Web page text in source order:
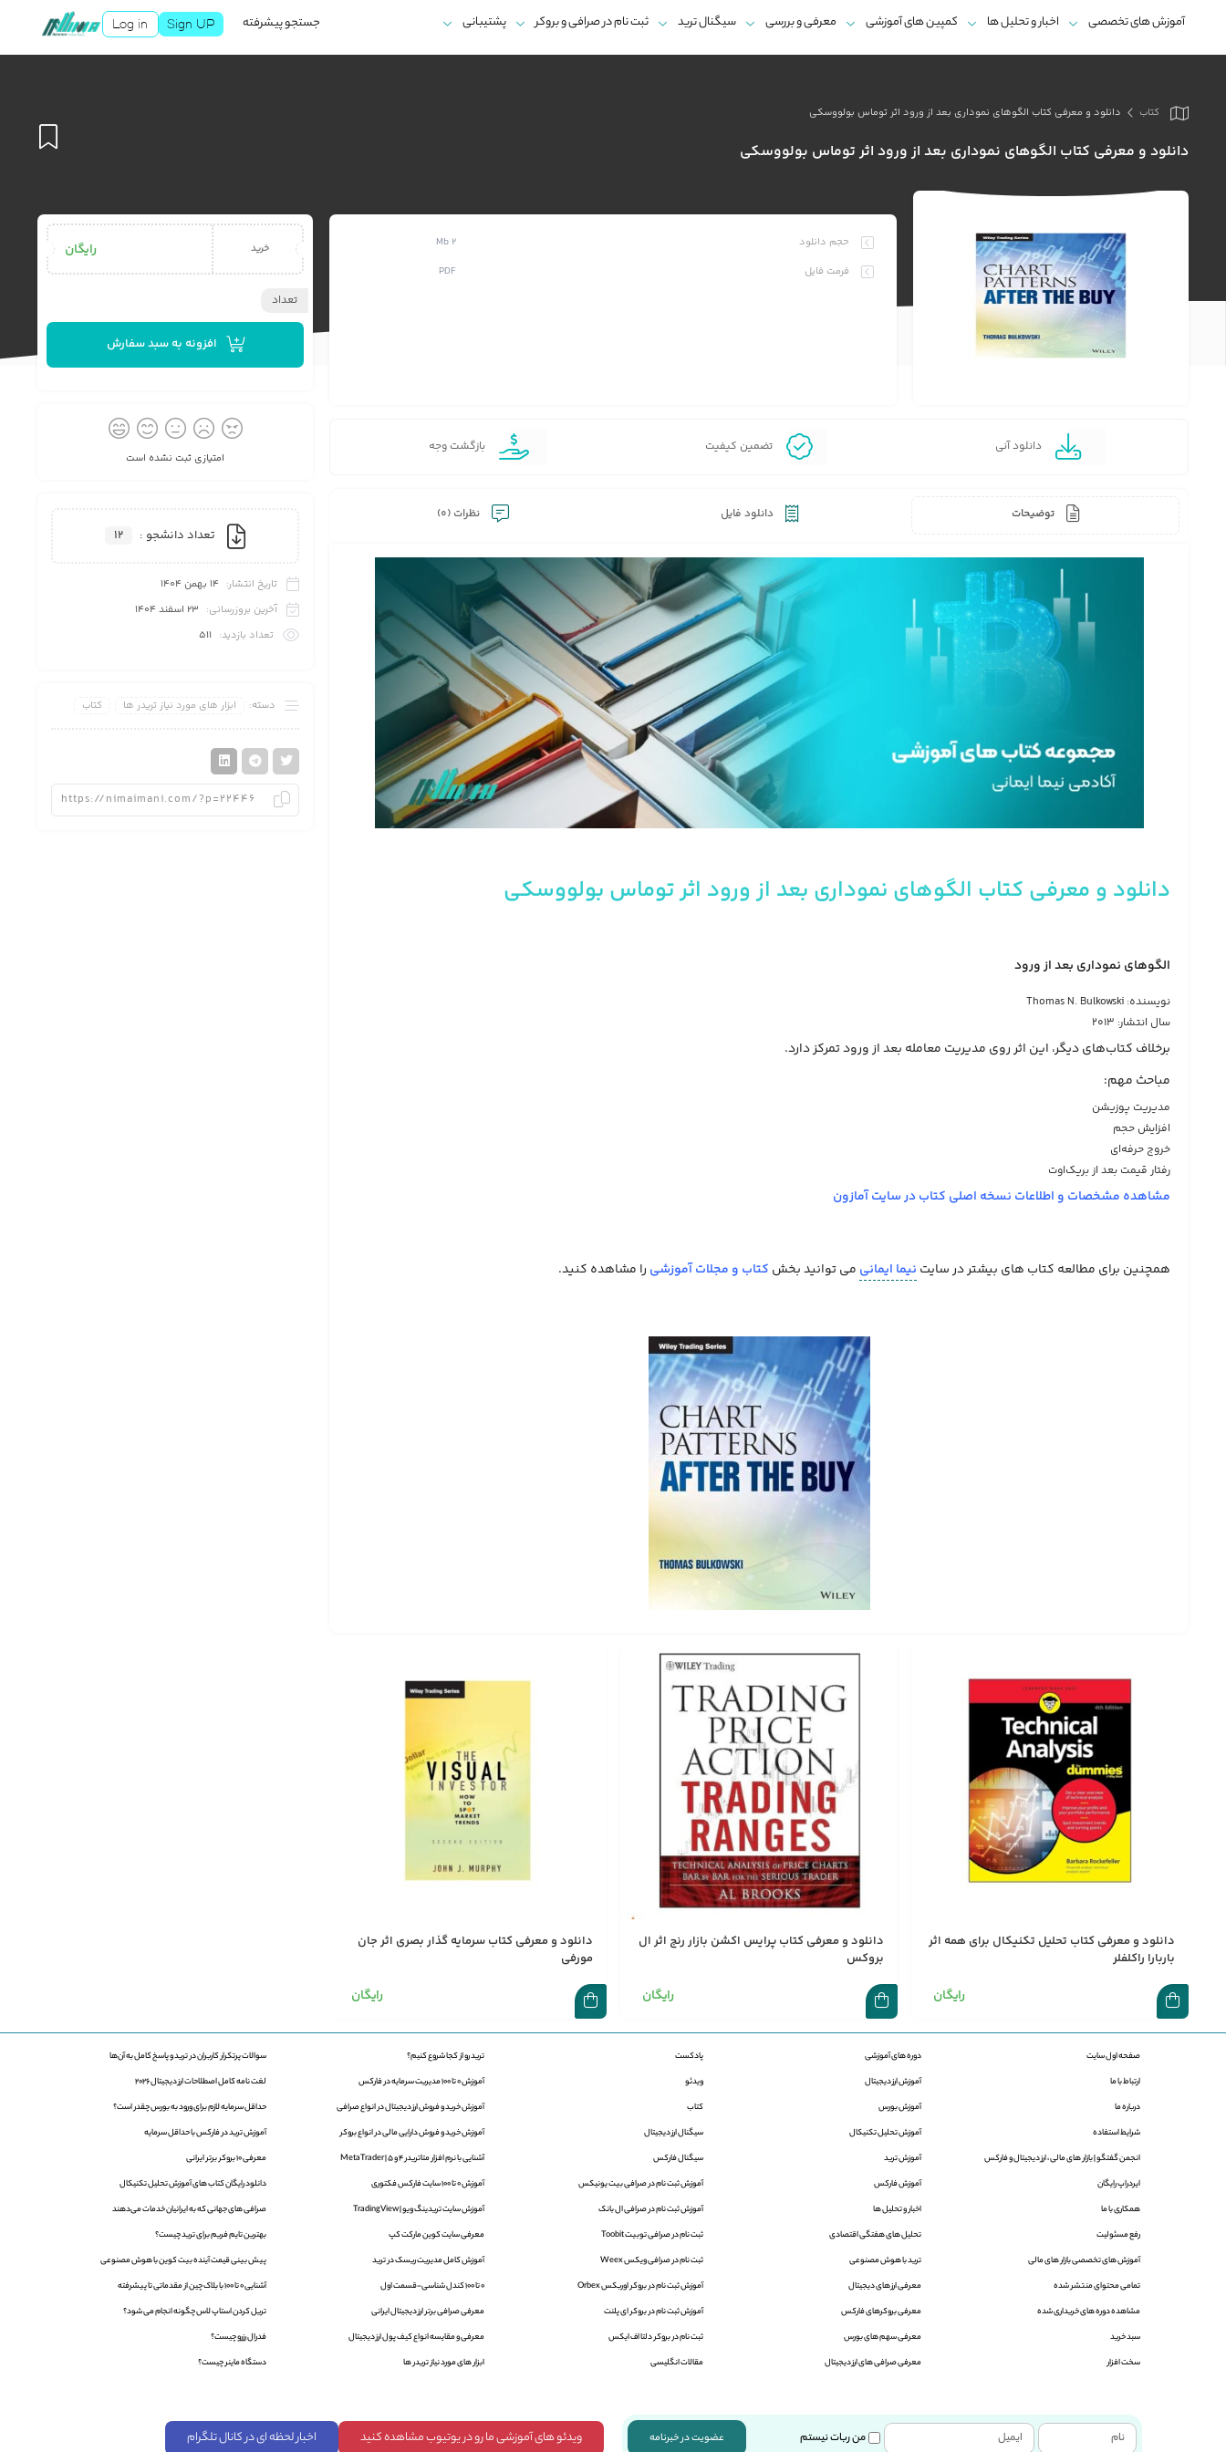
Log in Sign UP جستجو پیشرفته آموزش های تخصصی اخبار و تحلیل ها کمپین های آموزشی معرفی و بررسی سیگنال ترید ثبت نام در صرافی و بروکر پشتیبانی
کتاب دانلود و معرفی کتاب الگوهای نموداری بعد از ورود اثر توماس بولووسکی
دانلود و معرفی کتاب الگوهای نموداری بعد از ورود اثر توماس بولووسکی
حجم دانلود
2 Mb
فرمت فایل
PDF
دانلود آنی تضمین کیفیت بازگشت وجه
توضیحات دانلود فایل نظرات (0)
دانلود و معرفی کتاب الگوهای نموداری بعد از ورود اثر توماس بولووسکی
الگوهای نموداری بعد از ورود
نویسنده: Thomas N. Bulkowski
سال انتشار: 2013
برخلاف کتاب‌های دیگر، این اثر روی مدیریت معامله بعد از ورود تمرکز دارد.
مباحث مهم:
مدیریت پوزیشن
افزایش حجم
خروج حرفه‌ای
رفتار قیمت بعد از بریک‌اوت
مشاهده مشخصات و اطلاعات نسخه اصلی کتاب در سایت آمازون
همچنین برای مطالعه کتاب های بیشتر در سایت نیما ایمانی می توانید بخش کتاب و مجلات آموزشی را مشاهده کنید.
دانلود و معرفی کتاب تحلیل تکنیکال برای همه اثر
باربارا راکلفلر
رایگان
دانلود و معرفی کتاب پرایس اکشن بازار رنج اثر ال
بروکس
رایگان
دانلود و معرفی کتاب سرمایه گذار بصری اثر جان
مورفی
رایگان
خرید رایگان
تعداد
افزونه به سبد سفارش
امتیازی ثبت نشده است
تعداد دانشجو : 12
تاریخ انتشار: 14 بهمن 1404
آخرین بروزرسانی: 23 اسفند 1404
تعداد بازدید: 511
دسته: ابزار های مورد نیاز تریدر ها کتاب
صفحه اول سایت
ارتباط با ما
درباره ما
شرایط استفاده
انجمن گفتگو |‌ بازار های مالی ، ارز دیجیتال و فارکس
ایردراپ رایگان
همکاری با ما
رفع مسئولیت
آموزش های تخصصی بازار های مالی
تمامی محتوای منتشر شده
مشاهده دوره های خریداری شده
سبد خرید
سخت افزار
دوره های آموزشی
آموزش ارز دیجیتال
آموزش بورس
آموزش تحلیل تکنیکال
آموزش ترید
آموزش فارکس
اخبار و تحلیل ها
تحلیل های هفتگی اقتصادی
ترید با هوش مصنوعی
معرفی ارز های دیجیتال
معرفی بروکرهای فارکس
معرفی سهم های بورس
معرفی صرافی های ارز دیجیتال
پادکست
ویدئو
کتاب
سیگنال ارز دیجیتال
سیگنال فارکس
آموزش ثبت نام در صرافی بیت یونیکس
آموزش ثبت نام در صرافی ال بانک
ثبت نام در صرافی توبیت Toobit
ثبت نام در صرافی ویکس Weex
آموزش ثبت نام در بروکر اوربکس Orbex
آموزش ثبت نام در بروکر ای پلنت
ثبت نام در بروکر دلتا اف ایکس
مقالات انگلیسی
ترید رو از کجا شروع کنیم؟
آموزش 0 تا 100 مدیریت سرمایه در فارکس
آموزش خرید و فروش ارز دیجیتال در انواع صرافی
آموزش خرید و فروش دارایی مالی در انواع بروکر
آشنایی با نرم افزار متاتریدر 4 و 5 | MetaTrader
آموزش 0 تا 100 سایت فارکس فکتوری
آموزش سایت تریدینگ ویو | TradingView
معرفی سایت کوین مارکت کپ
آموزش کامل مدیریت ریسک در ترید
0 تا 100 کندل شناسی-قسمت اول
معرفی صرافی برتر ارز دیجیتال ایرانی
معرفی و مقایسه انواع کیف پول ارز دیجیتال
ابزار های مورد نیاز تریدر ها
سوالات پرتکرار کاربران در ترید و پاسخ کامل به آن‌ها
لغت نامه کامل اصطلاحات ارز دیجیتال 2026
حداقل سرمایه لازم برای ورود به بورس چقدر است؟
آموزش ترید در فارکس با حداقل سرمایه
معرفی 10 بروکر برتر ایرانی
دانلود رایگان کتاب های آموزش تحلیل تکنیکال
صرافی های جهانی که به ایرانیان خدمات می‌دهند
بهترین تایم فریم برای ترید چیست؟
پیش بینی قیمت آینده بیت کوین با هوش مصنوعی
آشنایی 0 تا 100 با بلاک‌ چین از مقدماتی تا پیشرفته
تریل کردن استاپ لاس چگونه انجام می شود؟
فدرال رزرو چیست؟
دستگاه ماینر چیست؟
من ربات نیستم عضویت در خبرنامه ویدئو های آموزشی ما رو در یوتیوب مشاهده کنید اخبار لحظه ای در کانال تلگرام